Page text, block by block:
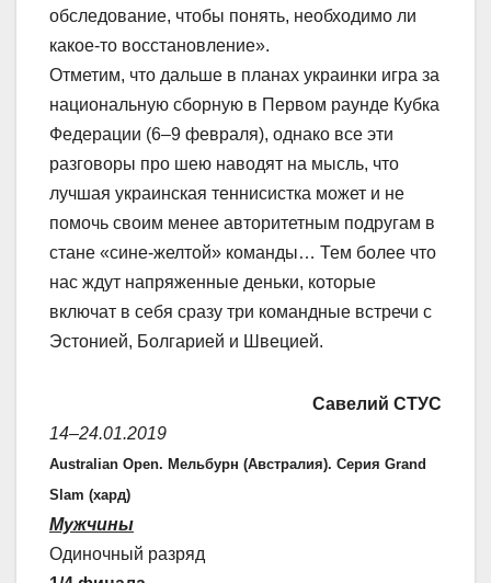
обследование, чтобы понять, необходимо ли
какое-то восстановление».
Отметим, что дальше в планах украинки игра за
национальную сборную в Первом раунде Кубка
Федерации (6–9 февраля), однако все эти
разговоры про шею наводят на мысль, что
лучшая украинская теннисистка может и не
помочь своим менее авторитетным подругам в
стане «сине-желтой» команды… Тем более что
нас ждут напряженные деньки, которые
включат в себя сразу три командные встречи с
Эстонией, Болгарией и Швецией.
Савелий СТУС
14–24.01.2019
Australian Open. Мельбурн (Австралия). Серия Grand
Slam (хард)
Мужчины
Одиночный разряд